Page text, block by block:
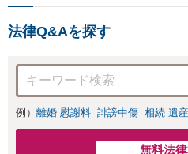
法律Q&Aを探す
例） 離婚 慰謝料 誹謗中傷 相続 遺産
無料法